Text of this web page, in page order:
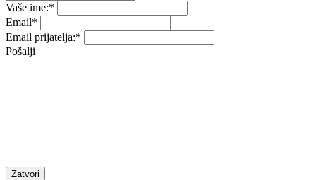
Vaše ime:*
Email*
Email prijatelja:*
Pošalji
Zatvori